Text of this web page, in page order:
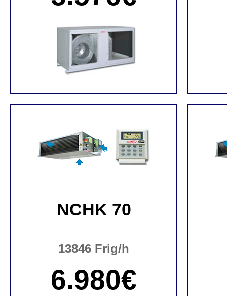
NCHK 70
13846 Frig/h
6.980€